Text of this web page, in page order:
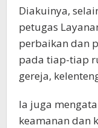
Diakuinya,
petugas
perbaikan dan
pada tiap-tiap
gereja,
Ia juga
keamanan dan